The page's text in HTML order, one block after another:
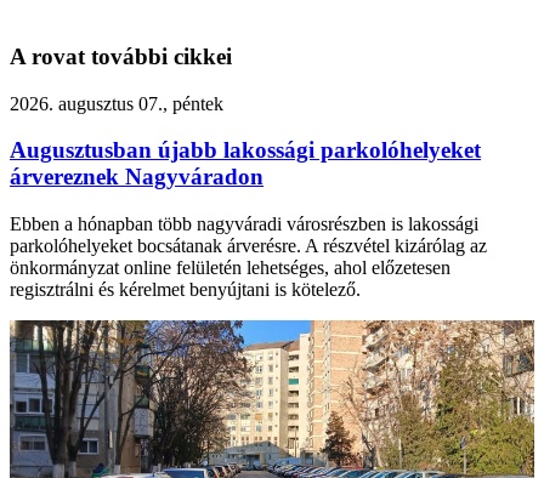
A rovat további cikkei
2026. augusztus 07., péntek
Augusztusban újabb lakossági parkolóhelyeket
árvereznek Nagyváradon
Ebben a hónapban több nagyváradi városrészben is lakossági
parkolóhelyeket bocsátanak árverésre. A részvétel kizárólag az
önkormányzat online felületén lehetséges, ahol előzetesen
regisztrálni és kérelmet benyújtani is kötelező.